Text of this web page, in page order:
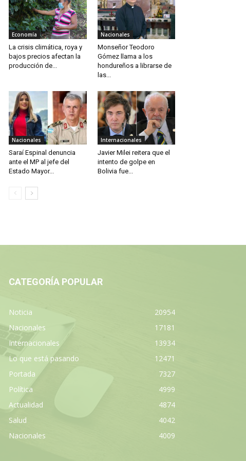
Economía
La crisis climática, roya y
bajos precios afectan la
producción de...
Nacionales
Monseñor Teodoro
Gómez llama a los
hondureños a librarse de
las...
Nacionales
Saraí Espinal denuncia
ante el MP al jefe del
Estado Mayor...
Internacionales
Javier Milei reitera que el
intento de golpe en
Bolivia fue...
CATEGORÍA POPULAR
Noticia
20954
Nacionales
17181
Internacionales
13934
Lo que está pasando
12471
Portada
7327
Política
4999
Actualidad
4874
Salud
4042
Nacionales
4009